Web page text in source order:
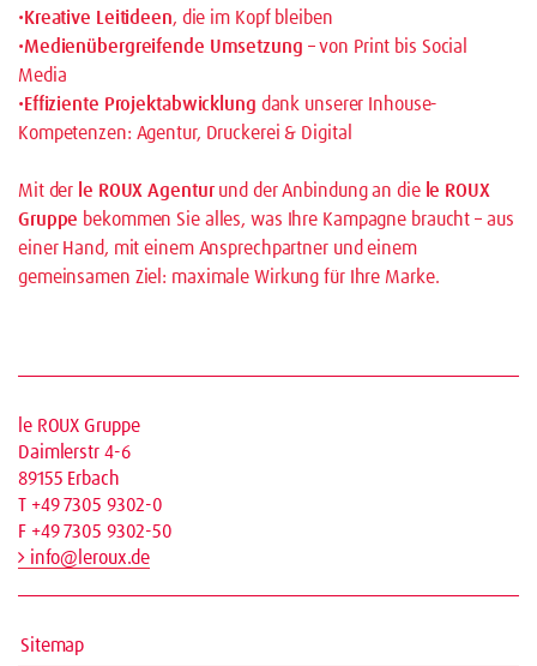
• Kreative Leitideen, die im Kopf bleiben
•Medienübergreifende Umsetzung – von Print bis Social
Media
• Effiziente Projektabwicklung dank unserer Inhouse-
Kompetenzen: Agentur, Druckerei & Digital
Mit der le ROUX Agenturund der Anbindung an die le ROUX
Gruppe bekommen Sie alles, was Ihre Kampagne braucht – aus
einer Hand, mit einem Ansprechpartner und einem
gemeinsamen Ziel: maximale Wirkung für Ihre Marke.
le ROUX Gruppe
Daimlerstr 4-6
89155 Erbach
T +49 7305 9302-0
F +49 7305 9302-50
info@leroux.de
Sitemap